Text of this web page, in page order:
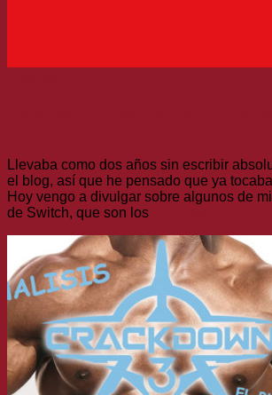
Llevaba como dos años sin escribir
el blog, así que he pensado que ya
Hoy vengo a divulgar sobre algunos de
de Switch, que son los